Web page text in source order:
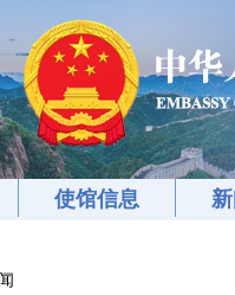
使馆信息